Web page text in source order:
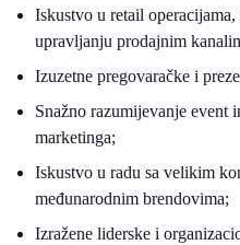
Iskustvo u retail
upravljanju prodajnim
Izuzetne pregovaračke i
Snažno razumijevanje event
marketinga;
Iskustvo u radu sa velikim
međunarodnim brendovima;
Izražene liderske i